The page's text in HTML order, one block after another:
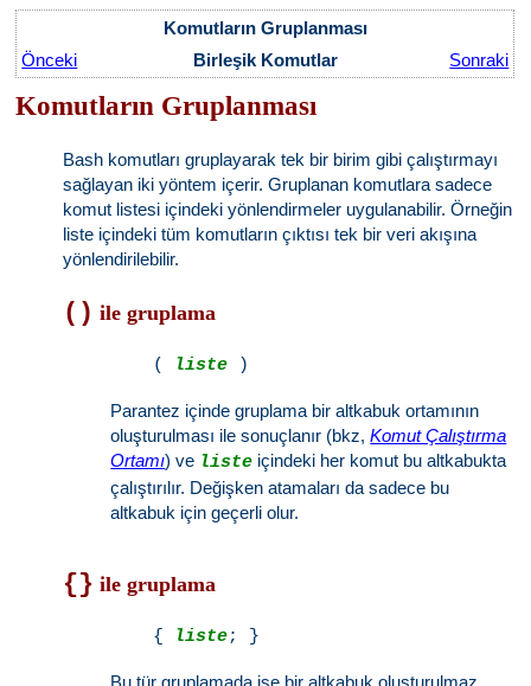
Komutların Gruplanması
Önceki
Birleşik Komutlar Sonraki
Komutların Gruplanması
Bash komutları gruplayarak tek bir birim gibi çalıştırmayı
sağlayan iki yöntem içerir. Gruplanan komutlara sadece
komut listesi içindeki yönlendirmeler uygulanabilir. Örneğin
liste içindeki tüm komutların çıktısı tek bir veri akışına
yönlendirilebilir.
() ile gruplama
( liste
Parantez içinde gruplama bir altkabuk ortamının
oluşturulması ile sonuçlanır (bkz,Komut Çalıştırma
Ortamı) ve liste içindeki her komut bu altkabukta
çalıştırılır. Değişken atamaları da sadece bu
altkabuk için geçerli olur.
{} ile gruplama
{ liste
Bu tür gruplamada ise bir altkabuk oluşturulmaz,